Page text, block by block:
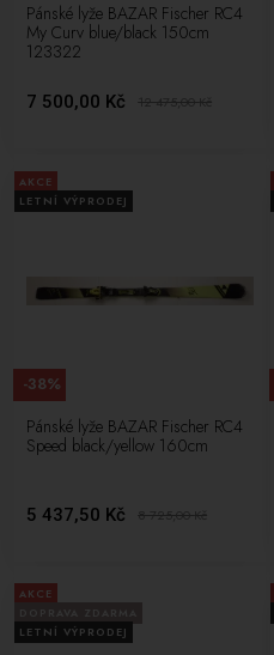
Pánské lyže BAZAR Fischer RC4
My Curv blue/black 150cm
123322
7 500,00 Kč 12 475,00Kč
AKCE
LETNÍ VÝPRODEJ
Pánské lyže BAZAR Fischer RC4
Speed black/yellow 160cm
5 437,50 Kč 8 725,00Kč
-38%
AKCE
LETNÍ VÝPRODEJ